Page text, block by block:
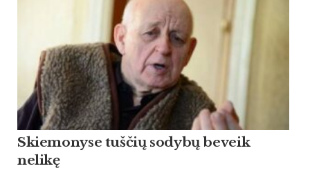
Skiemonyse tuščių sodybų beveik
nelikę